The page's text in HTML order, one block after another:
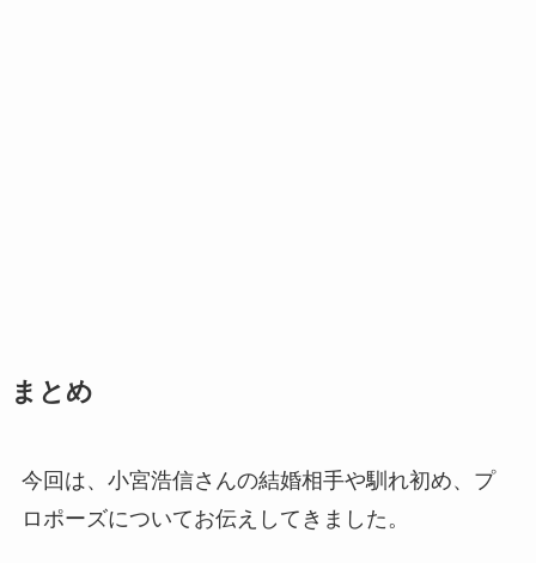
まとめ
今回は、小宮浩信さんの結婚相手や馴れ初め、プ
ロポーズについてお伝えしてきました。